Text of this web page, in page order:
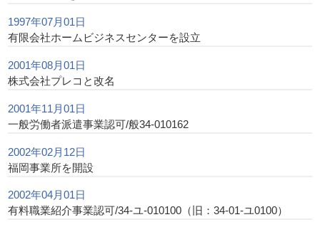
1997年07月01日
有限会社ホームビジネスセンターを設立
2001年08月01日
株式会社プレコと改名
2001年11月01日
一般労働者派遣事業認可/般34-010162
2002年02月12日
福岡事業所を開設
2002年04月01日
有料職業紹介事業認可/34-ユ-010100（旧：34-01-ユ0100）